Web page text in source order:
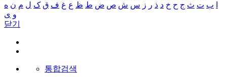
ب ت ث ج ح خ د ذ ر ز س ش ص ض ط ظ ع غ ف ق ک ل م ن ه
و ی
닫기
통합검색